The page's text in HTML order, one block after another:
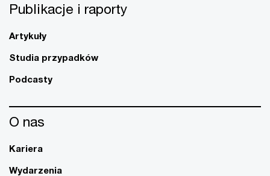
Publikacje i raporty
Artykuły
Studia przypadków
Podcasty
O nas
Kariera
Wydarzenia